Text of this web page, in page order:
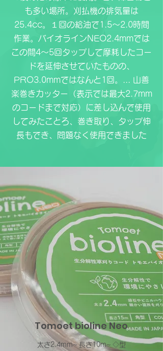
も多い場所。刈払機の排気量は
25.4cc。１回の給油で1.5～2.0時間
作業。バイオラインNEO2.4mmでは
この間4～5回タップして摩耗したコー
ドを延伸させていたものの、
PRO3.0mmではなんと1回。... 山善
楽巻きカッター（表示では最大2.7mm
のコードまで対応）に差し込んで使用
してみたことろ、巻き取り、タップ伸
長もでき、問題なく使用できました
Tomoet bioline Neo
太さ2.4mm~長さ10m~ ◇型